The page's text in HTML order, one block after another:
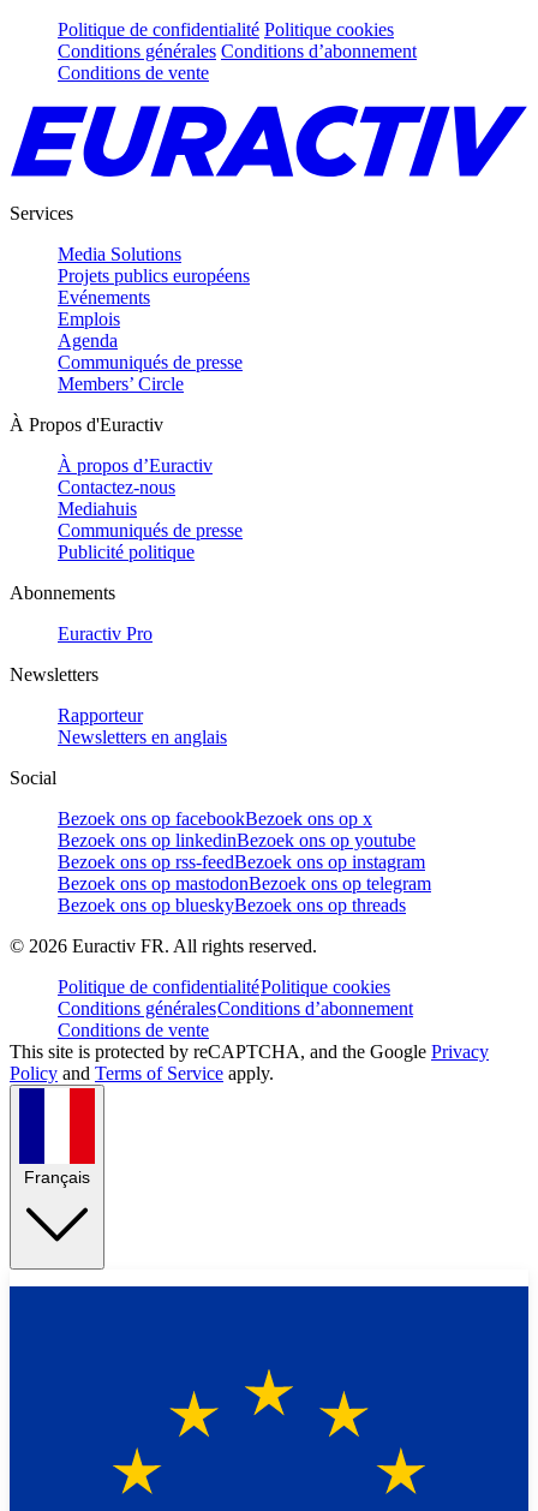
Politique de confidentialité Politique cookies
Conditions générales Conditions d’abonnement
Conditions de vente
Services
Media Solutions
Projets publics européens
Evénements
Emplois
Agenda
Communiqués de presse
Members’ Circle
À Propos d'Euractiv
À propos d’Euractiv
Contactez-nous
Mediahuis
Communiqués de presse
Publicité politique
Abonnements
Euractiv Pro
Newsletters
Rapporteur
Newsletters en anglais
Social
Bezoek ons op facebookBezoek ons op x
Bezoek ons op linkedinBezoek ons op youtube
Bezoek ons op rss-feedBezoek ons op instagram
Bezoek ons op mastodonBezoek ons op telegram
Bezoek ons op blueskyBezoek ons op threads
© 2026 Euractiv FR. All rights reserved.
Politique de confidentialitéPolitique cookies
Conditions généralesConditions d’abonnement
Conditions de vente
This site is protected by reCAPTCHA, and the Google Privacy
Policy and Terms of Service apply.
Français